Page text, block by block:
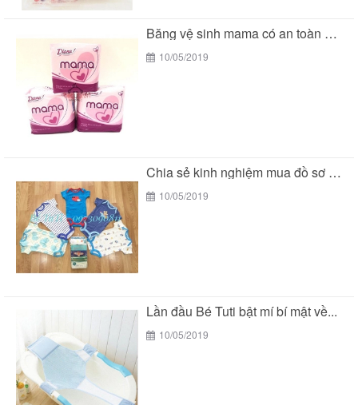
Băng vệ sinh mama có an toàn cho các...
10/05/2019
Chia sẻ kinh nghiệm mua đồ sơ sinh của...
10/05/2019
Lần đầu Bé Tuti bật mí bí mật về...
10/05/2019